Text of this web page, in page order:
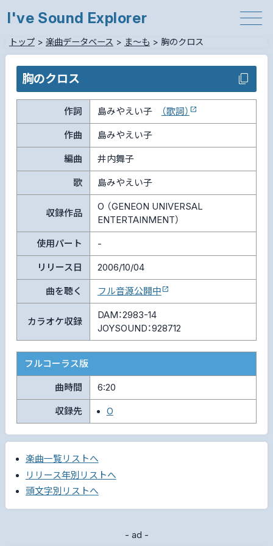
I've Sound Explorer
トップ> 楽曲データベース > ま～も > 胸のクロス
胸のクロス
作詞 島みやえい子 （歌詞）
作曲 島みやえい子
編曲 井内舞子
歌 島みやえい子
収録作品
O （GENEON UNIVERSAL
ENTERTAINMENT）
使用パート -
リリース日 2006/10/04
曲を聴く フル音源公開中
カラオケ収録
DAM：2983-14
JOYSOUND：928712
フルコーラス版
曲時間 6:20
収録先 O
楽曲一覧リストへ
リリース年別リストへ
頭文字別リストへ
- ad -